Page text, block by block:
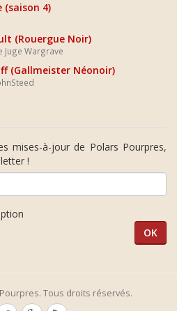
(saison 4)
(Rouergue Noir)
Juge Wargrave
(Gallmeister Néonoir)
mises-à-jour de Polars Pourpres,
!
Tous droits réservés.